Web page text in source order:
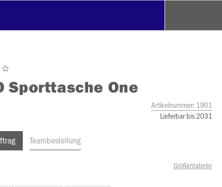
Sporttasche One
Artikelnummer: 1901
Lieferbar bis 2031
Teambestellung
Größentabelle